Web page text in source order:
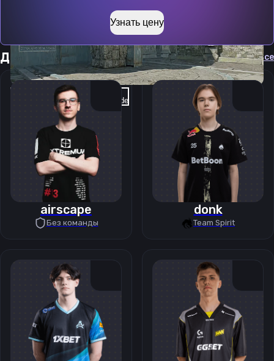
Previous slide Next slide
Узнать цену
Другие прицелы Cмотреть все
airscape
Без команды
donk
Team Spirit